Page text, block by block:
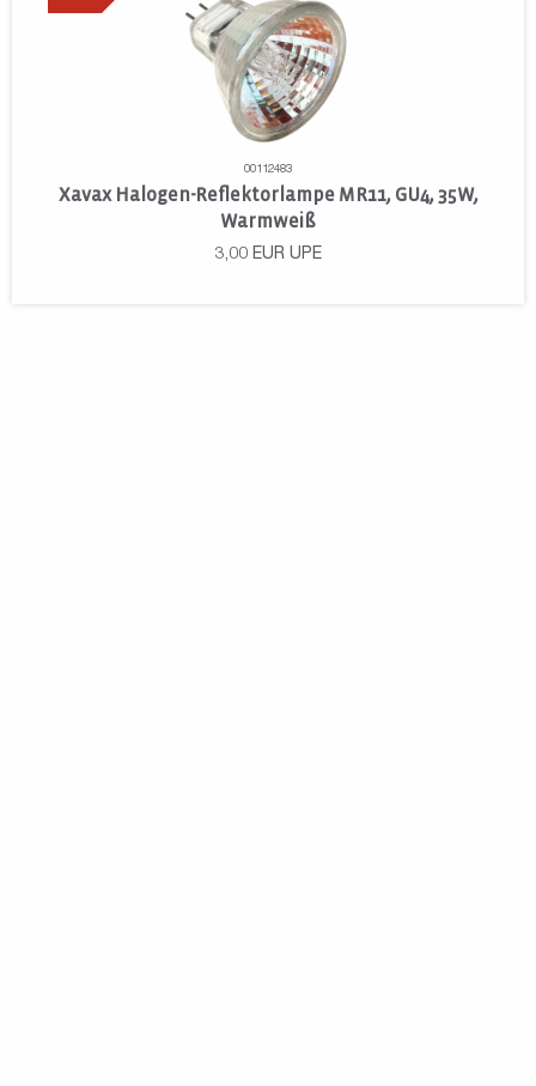
00112483
Xavax Halogen-Reflektorlampe MR11, GU4, 35W,
Warmweiß
3,00 EUR UPE